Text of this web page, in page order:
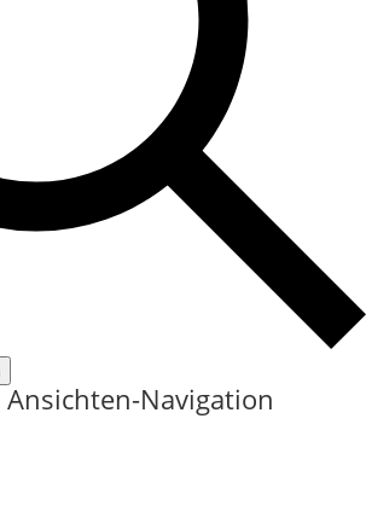
Navigation